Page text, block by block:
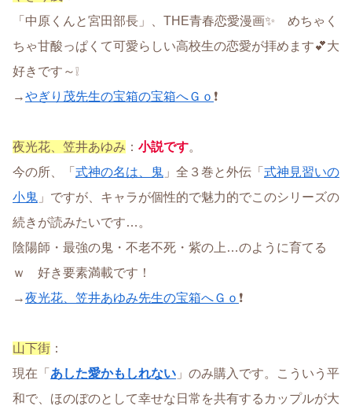
「中原くんと宮田部長」、THE青春恋愛漫画✨ めちゃく
ちゃ甘酸っぱくて可愛らしい高校生の恋愛が拝めます💕大
好きです～❕
→やぎり茂先生の宝箱の宝箱へＧｏ ❗
夜光花、笠井あゆみ ： 小説です。
今の所、「 式神の名は、鬼 」全３巻と外伝「 式神見習いの
小鬼 」ですが、キャラが個性的で魅力的でこのシリーズの
続きが読みたいです…。
陰陽師・最強の鬼・不老不死・紫の上…のように育てる
ｗ 好き要素満載です！
→夜光花、笠井あゆみ先生の宝箱へＧｏ ❗
山下街 ：
現在「 あした愛かもしれない 」のみ購入です。こういう平
和で、ほのぼのとして幸せな日常を共有するカップルが大